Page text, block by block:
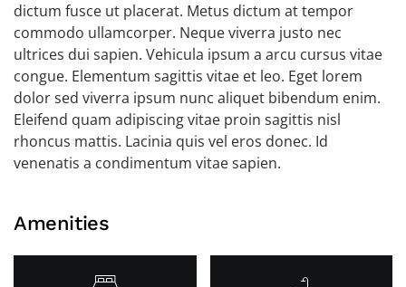
dictum fusce ut placerat. Metus dictum at tempor
commodo ullamcorper. Neque viverra justo nec
ultrices dui sapien. Vehicula ipsum a arcu cursus vitae
congue. Elementum sagittis vitae et leo. Eget lorem
dolor sed viverra ipsum nunc aliquet bibendum enim.
Eleifend quam adipiscing vitae proin sagittis nisl
rhoncus mattis. Lacinia quis vel eros donec. Id
venenatis a condimentum vitae sapien.
Amenities